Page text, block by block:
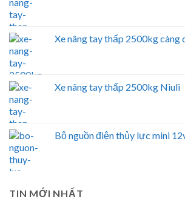
Xe nâng tay thấp 2500kg càng
Xe nâng tay thấp 2500kg Niuli
Bộ nguồn điện thủy lực mini
TIN MỚI NHẤT